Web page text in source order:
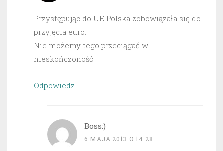
Przystępując do UE Polska zobowiązała się do
przyjęcia euro.
Nie możemy tego przeciągać w
nieskończoność.
Odpowiedz
Boss:)
6 MAJA 2013 O 14:28